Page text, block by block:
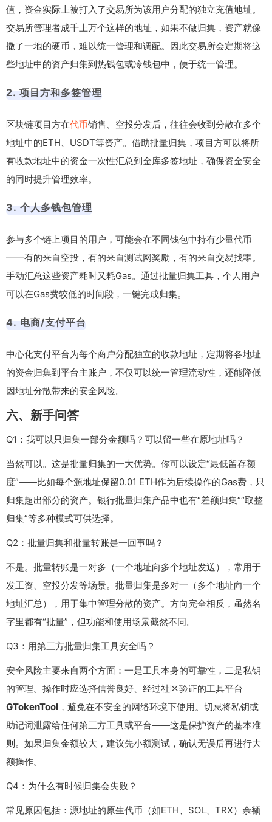
值，资金实际上被打入了交易所为该用户分配的独立充值地址。
交易所管理者成千上万个这样的地址，如果不做归集，资产就像
撒了一地的硬币，难以统一管理和调配。因此交易所会定期将这
些地址中的资产归集到热钱包或冷钱包中，便于统一管理。
2. 项目方和多签管理
区块链项目方在代币销售、空投分发后，往往会收到分散在多个
地址中的ETH、USDT等资产。借助批量归集，项目方可以将所
有收款地址中的资金一次性汇总到金库多签地址，确保资金安全
的同时提升管理效率。
3. 个人多钱包管理
参与多个链上项目的用户，可能会在不同钱包中持有少量代币
——有的来自空投，有的来自测试网奖励，有的来自交易找零。
手动汇总这些资产耗时又耗Gas。通过批量归集工具，个人用户
可以在Gas费较低的时间段，一键完成归集。
4. 电商/支付平台
中心化支付平台为每个商户分配独立的收款地址，定期将各地址
的资金归集到平台主账户，不仅可以统一管理流动性，还能降低
因地址分散带来的安全风险。
六、新手问答
Q1：我可以只归集一部分金额吗？可以留一些在原地址吗？
当然可以。这是批量归集的一大优势。你可以设定“最低留存额
度”——比如每个源地址保留0.01 ETH作为后续操作的Gas费，只
归集超出部分的资产。银行批量归集产品中也有“差额归集”“取整
归集”等多种模式可供选择。
Q2：批量归集和批量转账是一回事吗？
不是。批量转账是一对多（一个地址向多个地址发送），常用于
发工资、空投分发等场景。批量归集是多对一（多个地址向一个
地址汇总），用于集中管理分散的资产。方向完全相反，虽然名
字里都有“批量”，但功能和使用场景截然不同。
Q3：用第三方批量归集工具安全吗？
安全风险主要来自两个方面：一是工具本身的可靠性，二是私钥
的管理。操作时应选择信誉良好、经过社区验证的工具平台
GTokenTool ，避免在不安全的网络环境下使用。切忌将私钥或
助记词泄露给任何第三方工具或平台——这是保护资产的基本准
则。如果归集金额较大，建议先小额测试，确认无误后再进行大
额操作。
Q4：为什么有时候归集会失败？
常见原因包括：源地址的原生代币（如ETH、SOL、TRX）余额